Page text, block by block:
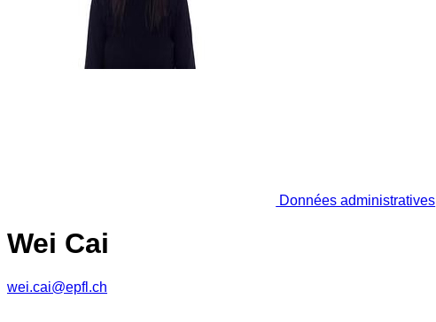
Données administratives
Wei Cai
wei.cai@epfl.ch